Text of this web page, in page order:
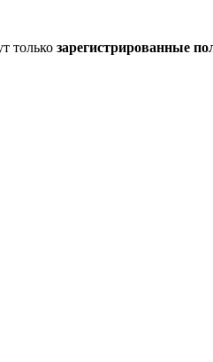
только зарегистрированные